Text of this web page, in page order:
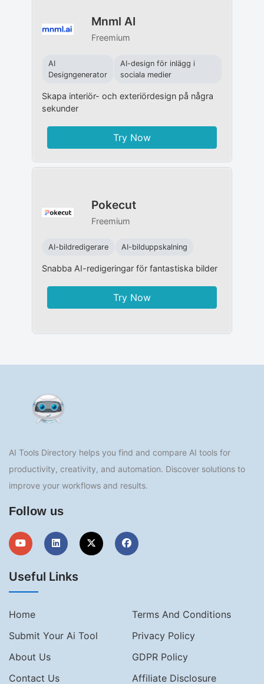
Mnml AI
Freemium
AI
Designgenerator
AI-design för inlägg i
sociala medier
Skapa interiör- och exteriördesign på några
sekunder
Try Now
Pokecut
Freemium
AI-bildredigerare AI-bilduppskalning
Snabba AI-redigeringar för fantastiska bilder
Try Now
AI Tools Directory helps you find and compare AI tools for
productivity, creativity, and automation. Discover solutions to
improve your workflows and results.
Follow us
Useful Links
Home
Terms And Conditions
Submit Your Ai Tool
Privacy Policy
About Us
GDPR Policy
Contact Us
Affiliate Disclosure